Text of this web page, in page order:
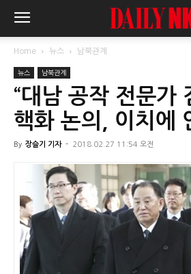
Home 뉴스 남북관계
뉴스 남북관계
“대남 공작 전문가
핵화 논의, 이치에
By 장슬기 기자 - 2018.02.27 11:54 오전